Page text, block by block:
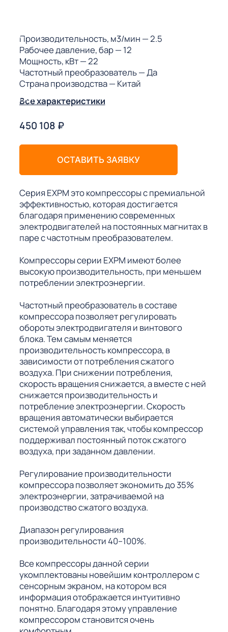
Производительность, м3/мин — 2.5
Рабочее давление, бар— 12
Мощность, кВт— 22
Частотный преобразователь— Да
Страна производства— Китай
Все характеристики
450 108 ₽
ОСТАВИТЬ ЗАЯВКУ
Серия EXPM это компрессоры с премиальной
эффективностью, которая достигается
благодаря применению современных
электродвигателей на постоянных магнитах в
паре с частотным преобразователем.
Компрессоры серии EXPM имеют более
высокую производительность, при меньшем
потреблении электроэнергии.
Частотный преобразователь в составе
компрессора позволяет регулировать
обороты электродвигателя и винтового
блока. Тем самым меняется
производительность компрессора, в
зависимости от потребления сжатого
воздуха. При снижении потребления,
скорость вращения снижается, а вместе с ней
снижается производительность и
потребление электроэнергии. Скорость
вращения автоматически выбирается
системой управления так, чтобы компрессор
поддерживал постоянный поток сжатого
воздуха, при заданном давлении.
Регулирование производительности
компрессора позволяет экономить до 35%
электроэнергии, затрачиваемой на
производство сжатого воздуха.
Диапазон регулирования
производительности 40–100%.
Все компрессоры данной серии
укомплектованы новейшим контроллером с
сенсорным экраном, на котором вся
информация отображается интуитивно
понятно. Благодаря этому управление
компрессором становится очень
(МКС)
АИ